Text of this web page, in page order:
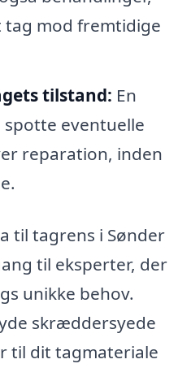
mod fremtidige
tilstand: En
eventuelle
reparation, inden
til tagrens i Sønder
til eksperter, der
unikke behov.
skræddersyede
til dit tagmateriale